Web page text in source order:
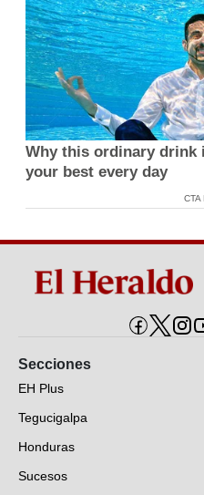
Why this ordinary drink
your best every day
CTA
Secciones
EH Plus
Tegucigalpa
Honduras
Sucesos